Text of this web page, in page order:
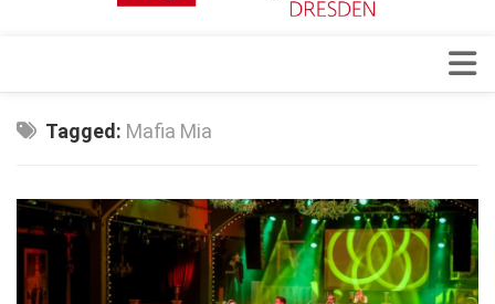
Top Gesundheitsforum Dresden / Ostsachsen
Geschäft
gesund & schön
Tagged: Mafia Mia